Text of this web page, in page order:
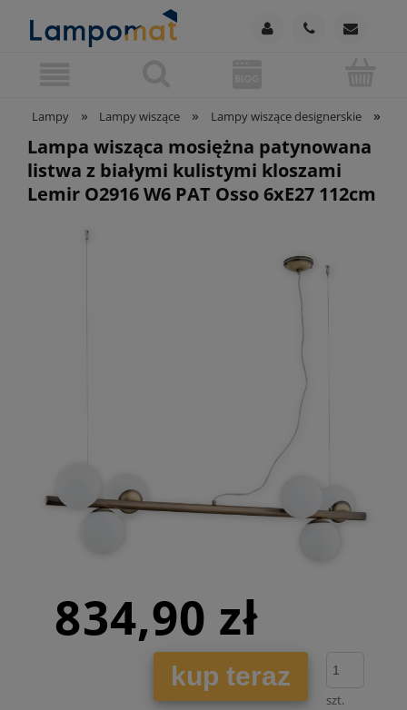
Lampy » Lampy wiszące » Lampy wiszące designerskie »
Lampa wisząca mosiężna patynowana
listwa z białymi kulistymi kloszami
Lemir O2916 W6 PAT Osso 6xE27 112cm
834,90 zł
kup teraz
szt.